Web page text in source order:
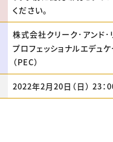
ください。
株式会社クリーク･アンド･
プロフェッショナルエデュ
（PEC）
2022年2月20日（日） 23：